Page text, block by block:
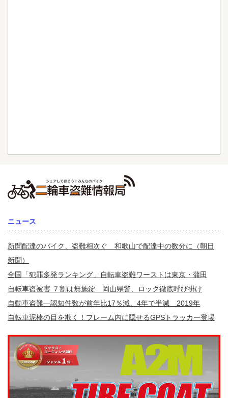
ニュース
新聞配達のバイク、盗難相次ぐ 和歌山で配達中の数分に（朝日
新聞）
全国「犯罪多発ランキング」自転車盗難ワーストは東京・蒲田
自転車盗被害 ７割は無施錠 岡山県警、ロック徹底呼び掛け
自動車盗難—認知件数が前年比17％減、4年で半減 2019年
自転車泥棒の目を欺く！フレーム内に隠せるGPSトラッカー登場